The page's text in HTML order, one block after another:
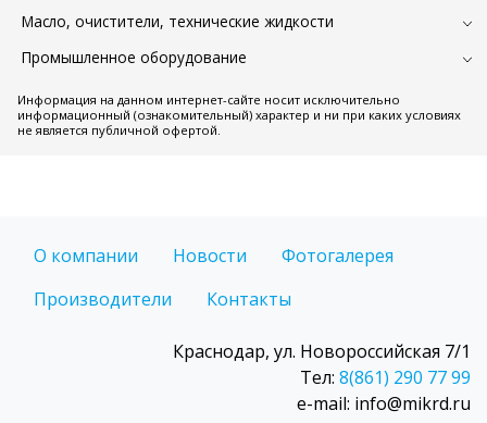
Масло, очистители, технические жидкости
Промышленное оборудование
Информация на данном интернет-сайте носит исключительно
информационный (ознакомительный) характер и ни при каких условиях
не является публичной офертой.
О компании Новости
Фотогалерея
Производители
Контакты
Краснодар, ул. Новороссийская 7/1
Тел: 8(861) 290 77 99
e-mail: info@mikrd.ru